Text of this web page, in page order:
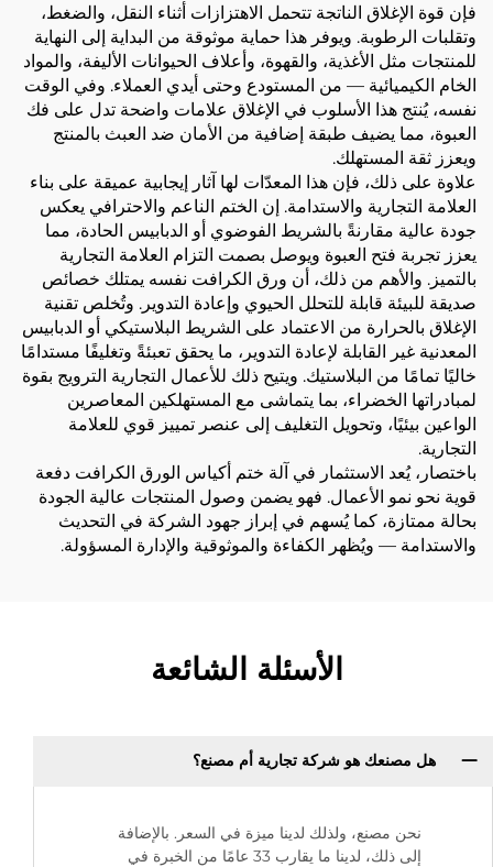
فإن قوة الإغلاق الناتجة تتحمل الاهتزازات أثناء النقل، والضغط،
وتقلبات الرطوبة. ويوفر هذا حماية موثوقة من البداية إلى النهاية
للمنتجات مثل الأغذية، والقهوة، وأعلاف الحيوانات الأليفة، والمواد
الخام الكيميائية — من المستودع وحتى أيدي العملاء. وفي الوقت
نفسه، يُنتج هذا الأسلوب في الإغلاق علامات واضحة تدل على فك
العبوة، مما يضيف طبقة إضافية من الأمان ضد العبث بالمنتج
ويعزز ثقة المستهلك.
علاوة على ذلك، فإن هذا المعدّات لها آثار إيجابية عميقة على بناء
العلامة التجارية والاستدامة. إن الختم الناعم والاحترافي يعكس
جودة عالية مقارنةً بالشريط الفوضوي أو الدبابيس الحادة، مما
يعزز تجربة فتح العبوة ويوصل بصمت التزام العلامة التجارية
بالتميز. والأهم من ذلك، أن ورق الكرافت نفسه يمتلك خصائص
صديقة للبيئة قابلة للتحلل الحيوي وإعادة التدوير. وتُخلص تقنية
الإغلاق بالحرارة من الاعتماد على الشريط البلاستيكي أو الدبابيس
المعدنية غير القابلة لإعادة التدوير، ما يحقق تعبئةً وتغليفًا مستدامًا
خاليًا تمامًا من البلاستيك. ويتيح ذلك للأعمال التجارية الترويج بقوة
لمبادراتها الخضراء، بما يتماشى مع المستهلكين المعاصرين
الواعين بيئيًا، وتحويل التغليف إلى عنصر تمييز قوي للعلامة
التجارية.
باختصار، يُعد الاستثمار في آلة ختم أكياس الورق الكرافت دفعة
قوية نحو نمو الأعمال. فهو يضمن وصول المنتجات عالية الجودة
بحالة ممتازة، كما يُسهم في إبراز جهود الشركة في التحديث
والاستدامة — ويُظهر الكفاءة والموثوقية والإدارة المسؤولة.
الأسئلة الشائعة
هل مصنعك هو شركة تجارية أم مصنع؟
نحن مصنع، ولذلك لدينا ميزة في السعر. بالإضافة
إلى ذلك، لدينا ما يقارب 33 عامًا من الخبرة في